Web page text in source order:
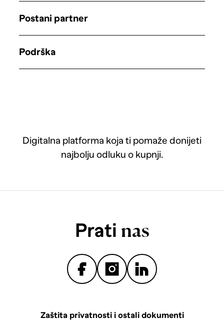
Digitalna platforma koja ti pomaže donijeti
najbolju odluku o kupnji.
Postani partner
Podrška
Prati nas
Zaštita privatnosti i ostali dokumenti